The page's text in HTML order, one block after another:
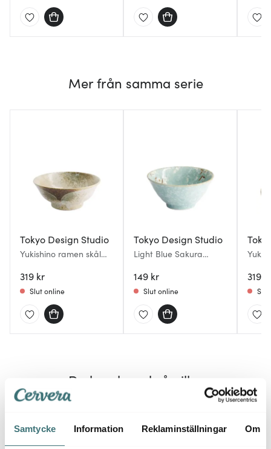
Samtycke Information Reklaminställningar Om
Mer från samma serie
Tokyo Design Studio
Yukishino ramen skål
319 kr
Slut online
Tokyo Design Studio
Light Blue Sakura
blå
149 kr
Slut online
319
Du kanske också gillar